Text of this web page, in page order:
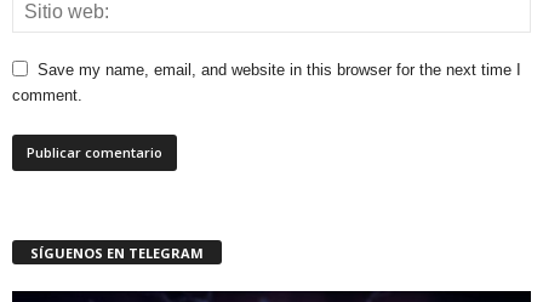
Save my name, email, and website in this browser for the next time I
comment.
SÍGUENOS EN TELEGRAM